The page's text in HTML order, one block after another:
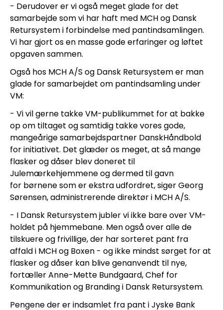
- Derudover er vi også meget glade for det
samarbejde som vi har haft med MCH og Dansk
Retursystem i forbindelse med pantindsamlingen.
Vi har gjort os en masse gode erfaringer og løftet
opgaven sammen.
Også hos MCH A/S og Dansk Retursystem er man
glade for samarbejdet om pantindsamling under
VM:
- Vi vil gerne takke VM-publikummet for at bakke
op om tiltaget og samtidig takke vores gode,
mangeårige samarbejdspartner DanskHåndbold
for initiativet. Det glæder os meget, at så mange
flasker og dåser blev doneret til
Julemærkehjemmene og dermed til gavn
for børnene som er ekstra udfordret, siger Georg
Sørensen, administrerende direktør i MCH A/S.
- I Dansk Retursystem jubler vi ikke bare over VM-
holdet på hjemmebane. Men også over alle de
tilskuere og frivillige, der har sorteret pant fra
affald i MCH og Boxen - og ikke mindst sørget for at
flasker og dåser kan blive genanvendt til nye,
fortæller Anne-Mette Bundgaard, Chef for
Kommunikation og Branding i Dansk Retursystem.
Pengene der er indsamlet fra pant i Jyske Bank